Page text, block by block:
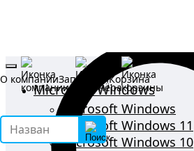
Microsoft Windows
Microsoft Windows
Microsoft Windows 11
Microsoft Windows 10
О компанииЗапрос КПКорзина